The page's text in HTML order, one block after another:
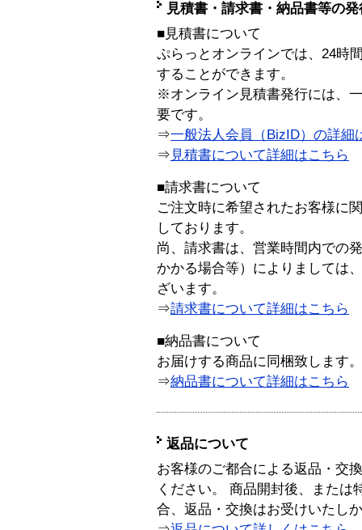
見積書・請求書・納品書等の
■見積書について
ぷらっとオンラインでは、24時
することができます。
※オンライン見積書発行には、
要です。
⇒一般法人会員（BizID）の詳細
⇒ 見積書について詳細はこちら
■請求書について
ご注文時に希望されたお客様に
しております。
尚、請求書は、営業時間内での
かかる場合等）によりましては
ざいます。
⇒請求書について詳細はこちら
■納品書について
お届けする商品に同梱致します。
⇒納品書について詳細はこちら
返品について
お客様のご都合による返品・交
ください。 商品開封後、または
合、返品・交換はお受けいたし